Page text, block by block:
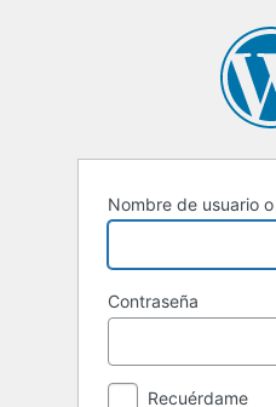
Nombre de usuario
Contraseña
Recuérdame